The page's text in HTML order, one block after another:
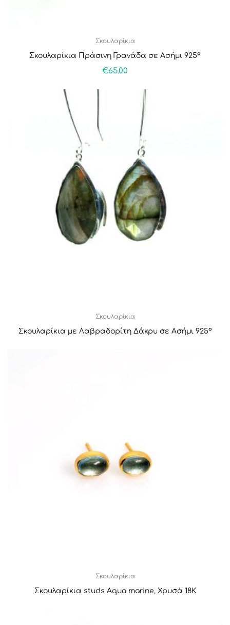
Σκουλαρίκια
Σκουλαρίκια Πράσινη Γρανάδα σε Ασήμι 925°
€65.00
Σκουλαρίκια
Σκουλαρίκια με Λαβραδορίτη Δάκρυ σε Ασήμι 925°
Σκουλαρίκια
Σκουλαρίκια studs Aqua marine, Χρυσά 18Κ